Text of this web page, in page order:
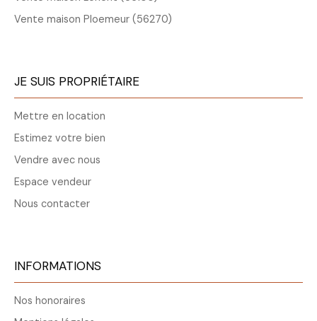
Vente maison Ploemeur (56270)
JE SUIS PROPRIÉTAIRE
Mettre en location
Estimez votre bien
Vendre avec nous
Espace vendeur
Nous contacter
INFORMATIONS
Nos honoraires